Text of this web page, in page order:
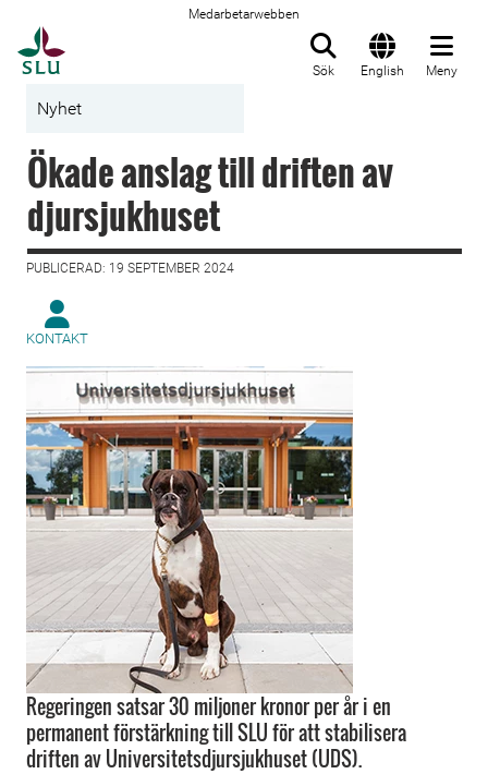
Medarbetarwebben
Sök English Meny
Nyhet
Ökade anslag till driften av
djursjukhuset
PUBLICERAD: 19 SEPTEMBER 2024
KONTAKT
Regeringen satsar 30 miljoner kronor per år i en
permanent förstärkning till SLU för att stabilisera
driften av Universitetsdjursjukhuset (UDS).